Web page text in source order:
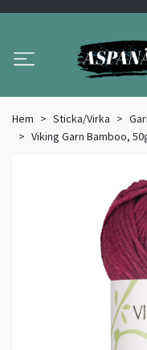
Hem Sticka/Virka
Viking Garn Bamboo,